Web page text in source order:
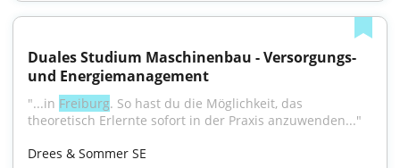
Duales Studium Maschinenbau - Versorgungs-
und Energiemanagement
"...in Freiburg. So hast du die Möglichkeit, das
theoretisch Erlernte sofort in der Praxis anzuwenden..."
Drees & Sommer SE